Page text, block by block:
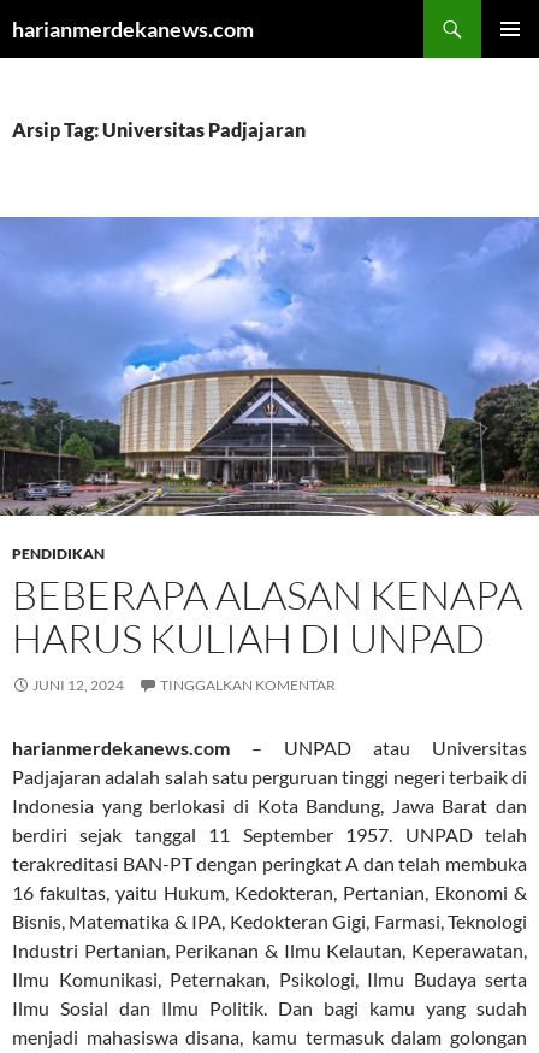
harianmerdekanews.com
Arsip Tag: Universitas Padjajaran
PENDIDIKAN
BEBERAPA ALASAN KENAPA
HARUS KULIAH DI UNPAD
JUNI 12, 2024 TINGGALKAN KOMENTAR
harianmerdekanews.com – UNPAD atau Universitas
Padjajaran adalah salah satu perguruan tinggi negeri terbaik di
Indonesia yang berlokasi di Kota Bandung, Jawa Barat dan
berdiri sejak tanggal 11 September 1957. UNPAD telah
terakreditasi BAN-PT dengan peringkat A dan telah membuka
16 fakultas, yaitu Hukum, Kedokteran, Pertanian, Ekonomi &
Bisnis, Matematika & IPA, Kedokteran Gigi, Farmasi, Teknologi
Industri Pertanian, Perikanan & Ilmu Kelautan, Keperawatan,
Ilmu Komunikasi, Peternakan, Psikologi, Ilmu Budaya serta
Ilmu Sosial dan Ilmu Politik. Dan bagi kamu yang sudah
menjadi mahasiswa disana, kamu termasuk dalam golongan